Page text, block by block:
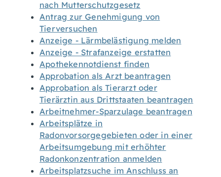
nach Mutterschutzgesetz
Antrag zur Genehmigung von
Tierversuchen
Anzeige - Lärmbelästigung melden
Anzeige - Strafanzeige erstatten
Apothekennotdienst finden
Approbation als Arzt beantragen
Approbation als Tierarzt oder
Tierärztin aus Drittstaaten beantragen
Arbeitnehmer-Sparzulage beantragen
Arbeitsplätze in
Radonvorsorgegebieten oder in einer
Arbeitsumgebung mit erhöhter
Radonkonzentration anmelden
Arbeitsplatzsuche im Anschluss an